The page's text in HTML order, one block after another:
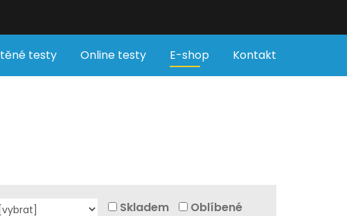
testy Online testy E-shop Kontakt
Skladem
Oblíbené